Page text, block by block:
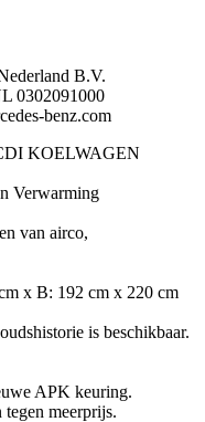
B.V.
0302091000
benz.com
KOELWAGEN
Verwarming
van airco,
x B: 192 cm x 220 cm
is beschikbaar.
APK keuring.
meerprijs.